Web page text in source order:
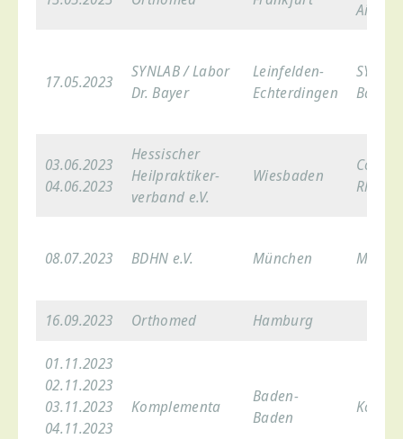
Airport
17.05.2023
SYNLAB / Labor
Dr. Bayer
Leinfelden-
Echterdingen
Bayer
03.06.2023
04.06.2023
Hessischer
Heilpraktiker­
verband e.V.
Wiesbaden
08.07.2023 BDHN e.V. München MOC
16.09.2023 Orthomed Hamburg
01.11.2023
02.11.2023
03.11.2023
04.11.2023
Komplementa
Baden-
Baden